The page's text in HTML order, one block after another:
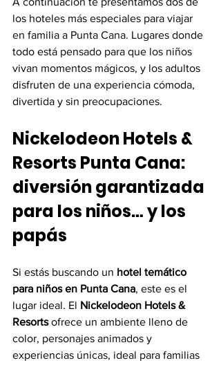
los hoteles más especiales para viajar
en familia a Punta Cana. Lugares donde
todo está pensado para que los niños
vivan momentos mágicos, y los adultos
disfruten de una experiencia cómoda,
divertida y sin preocupaciones.
Nickelodeon Hotels &
Resorts Punta Cana:
diversión garantizada
para los niños… y los
papás
Si estás buscando un hotel temático
para niños en Punta Cana, este es el
lugar ideal. El Nickelodeon Hotels &
Resorts ofrece un ambiente lleno de
color, personajes animados y
experiencias únicas, ideal para familias